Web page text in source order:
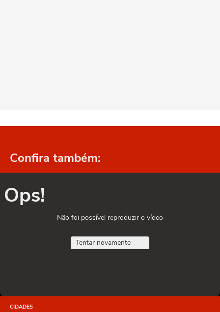
Confira também:
Ops!
Não foi possível reproduzir o vídeo
Tentar novamente
CIDADES